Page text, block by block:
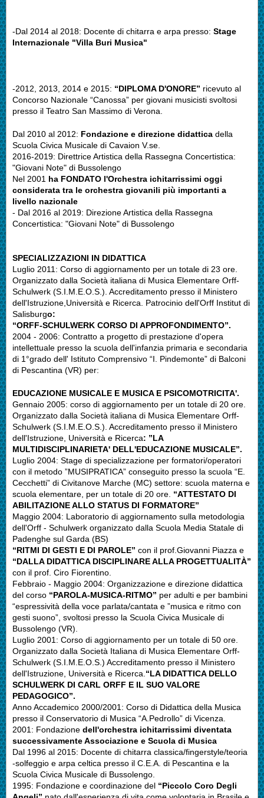
-Dal 2014 al 2018: Docente di chitarra e arpa presso: Stage
Internazionale "Villa Buri Musica"
-2012, 2013, 2014 e 2015: “DIPLOMA D'ONORE” ricevuto al
Concorso Nazionale “Canossa” per giovani musicisti svoltosi
presso il Teatro San Massimo di Verona.
Dal 2010 al 2012: Fondazione e direzione didattica della
Scuola Civica Musicale di Cavaion V.se.
2016-2019: Direttrice Artistica della Rassegna Concertistica:
"Giovani Note" di Bussolengo
Nel 2001 ha FONDATO l'Orchestra ichitarrissimi oggi
considerata tra le orchestra giovanili più importanti a
livello nazionale
- Dal 2016 al 2019: Direzione Artistica della Rassegna
Concertistica: "Giovani Note" di Bussolengo
SPECIALIZZAZIONI IN DIDATTICA
Luglio 2011: Corso di aggiornamento per un totale di 23 ore.
Organizzato dalla Società italiana di Musica Elementare Orff-
Schulwerk (S.I.M.E.O.S.). Accreditamento presso il Ministero
dell'Istruzione,Università e Ricerca. Patrocinio dell'Orff Institut di
Salisburgo:
“ORFF-SCHULWERK CORSO DI APPROFONDIMENTO”.
2004 - 2006: Contratto a progetto di prestazione d'opera
intellettuale presso la scuola dell'infanzia primaria e secondaria
di 1°grado dell' Istituto Comprensivo “I. Pindemonte” di Balconi
di Pescantina (VR) per:
EDUCAZIONE MUSICALE E MUSICA E PSICOMOTRICITA'.
Gennaio 2005: corso di aggiornamento per un totale di 20 ore.
Organizzato dalla Società italiana di Musica Elementare Orff-
Schulwerk (S.I.M.E.O.S.). Accreditamento presso il Ministero
dell'Istruzione, Università e Ricerca: ”LA
MULTIDISCIPLINARIETA' DELL'EDUCAZIONE MUSICALE”.
Luglio 2004: Stage di specializzazione per formatori/operatori
con il metodo ”MUSIPRATICA” conseguito presso la scuola “E.
Cecchetti” di Civitanove Marche (MC) settore: scuola materna e
scuola elementare, per un totale di 20 ore. “ATTESTATO DI
ABILITAZIONE ALLO STATUS DI FORMATORE”
Maggio 2004: Laboratorio di aggiornamento sulla metodologia
dell'Orff - Schulwerk organizzato dalla Scuola Media Statale di
Padenghe sul Garda (BS)
“RITMI DI GESTI E DI PAROLE” con il prof.Giovanni Piazza e
“DALLA DIDATTICA DISCIPLINARE ALLA PROGETTUALITÀ”
con il prof. Ciro Fiorentino.
Febbraio - Maggio 2004: Organizzazione e direzione didattica
del corso “PAROLA-MUSICA-RITMO” per adulti e per bambini
“espressività della voce parlata/cantata e ”musica e ritmo con
gesti suono”, svoltosi presso la Scuola Civica Musicale di
Bussolengo (VR).
Luglio 2001: Corso di aggiornamento per un totale di 50 ore.
Organizzato dalla Società Italiana di Musica Elementare Orff-
Schulwerk (S.I.M.E.O.S.) Accreditamento presso il Ministero
dell'Istruzione, Università e Ricerca. “LA DIDATTICA DELLO
SCHULWERK DI CARL ORFF E IL SUO VALORE
PEDAGOGICO”.
Anno Accademico 2000/2001: Corso di Didattica della Musica
presso il Conservatorio di Musica “A.Pedrollo” di Vicenza.
2001: Fondazione dell'orchestra ichitarrissimi diventata
successivamente Associazione e Scuola di Musica
Dal 1996 al 2015: Docente di chitarra classica/fingerstyle/teoria
-solfeggio e arpa celtica presso il C.E.A. di Pescantina e la
Scuola Civica Musicale di Bussolengo.
1995: Fondazione e coordinazione del “Piccolo Coro Degli